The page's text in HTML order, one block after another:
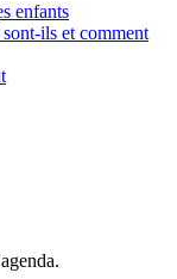
enfants
ils et comment